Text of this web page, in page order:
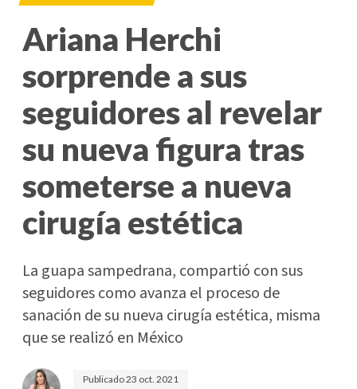
Ariana Herchi
sorprende a sus
seguidores al revelar
su nueva figura tras
someterse a nueva
cirugía estética
La guapa sampedrana, compartió con sus
seguidores como avanza el proceso de
sanación de su nueva cirugía estética, misma
que se realizó en México
Publicado23 oct. 2021